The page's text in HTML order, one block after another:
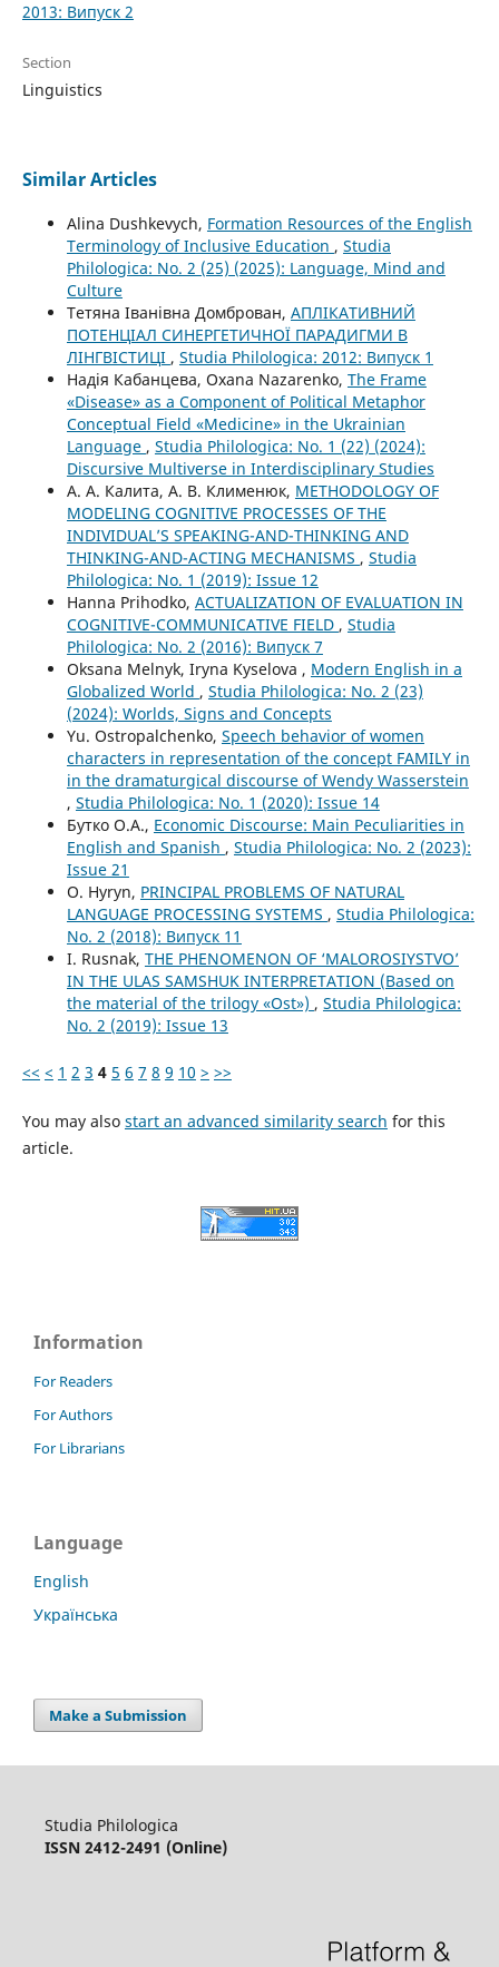
2013: Випуск 2
Section
Linguistics
Similar Articles
Alina Dushkevych, Formation Resources of the English
Terminology of Inclusive Education , Studia
Philologica: No. 2 (25) (2025): Language, Mind and
Culture
Тетяна Іванівна Домброван, АПЛІКАТИВНИЙ
ПОТЕНЦІАЛ СИНЕРГЕТИЧНОЇ ПАРАДИГМИ В
ЛІНГВІСТИЦІ , Studia Philologica: 2012: Випуск 1
Надія Кабанцева, Oxana Nazarenko, The Frame
«Disease» as a Component of Political Metaphor
Conceptual Field «Medicine» in the Ukrainian
Language , Studia Philologica: No. 1 (22) (2024):
Discursive Multiverse in Interdisciplinary Studies
А. А. Калита, А. В. Клименюк, METHODOLOGY OF
MODELING COGNITIVE PROCESSES OF THE
INDIVIDUAL’S SPEAKING-AND-THINKING AND
THINKING-AND-ACTING MECHANISMS , Studia
Philologica: No. 1 (2019): Issue 12
Hanna Prihodko, ACTUALIZATION OF EVALUATION IN
COGNITIVE-COMMUNICATIVE FIELD , Studia
Philologica: No. 2 (2016): Випуск 7
Oksana Melnyk, Iryna Kyselova , Modern English in a
Globalized World , Studia Philologica: No. 2 (23)
(2024): Worlds, Signs and Concepts
Yu. Ostropalchenko, Speech behavior of women
characters in representation of the concept FAMILY in
in the dramaturgical discourse of Wendy Wasserstein
, Studia Philologica: No. 1 (2020): Issue 14
Бутко О.А., Economic Discourse: Main Peculiarities in
English and Spanish , Studia Philologica: No. 2 (2023):
Issue 21
O. Hyryn, PRINCIPAL PROBLEMS OF NATURAL
LANGUAGE PROCESSING SYSTEMS , Studia Philologica:
No. 2 (2018): Випуск 11
I. Rusnak, THE PHENOMENON OF ‘MALOROSIYSTVO’
IN THE ULAS SAMSHUK INTERPRETATION (Based on
the material of the trilogy «Ost») , Studia Philologica:
No. 2 (2019): Issue 13
<< < 1 2 3 4 5 6 7 8 9 10 > >>
You may also start an advanced similarity search for this
article.
Information
For Readers
For Authors
For Librarians
Language
English
Українська
Make a Submission
Studia Philologica
ISSN 2412-2491 (Online)